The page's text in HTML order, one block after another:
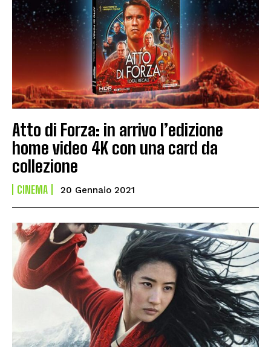
Atto di Forza: in arrivo l’edizione
home video 4K con una card da
collezione
CINEMA 20 Gennaio 2021